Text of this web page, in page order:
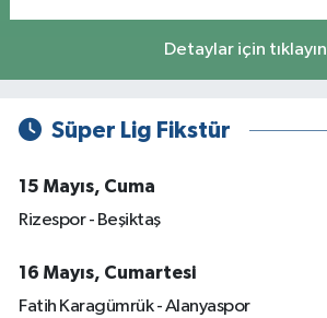
Detaylar için tıklayın
Süper Lig Fikstür
15 Mayıs, Cuma
Rizespor - Beşiktaş
16 Mayıs, Cumartesi
Fatih Karagümrük - Alanyaspor